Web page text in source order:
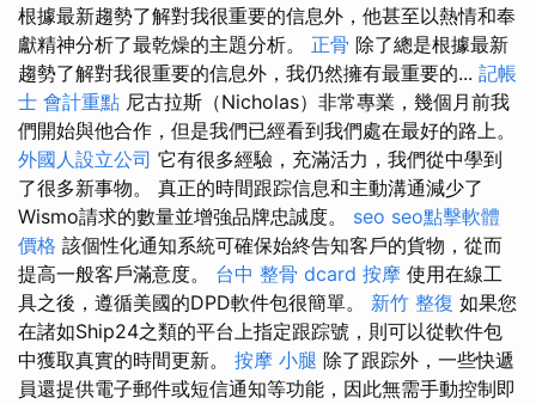
根據最新趨勢了解對我很重要的信息外，他甚至以熱情和奉
獻精神分析了最乾燥的主題分析。 正骨 除了總是根據最新
趨勢了解對我很重要的信息外，我仍然擁有最重要的... 記帳
士 會計重點 尼古拉斯（Nicholas）非常專業，幾個月前我
們開始與他合作，但是我們已經看到我們處在最好的路上。
外國人設立公司 它有很多經驗，充滿活力，我們從中學到
了很多新事物。 真正的時間跟踪信息和主動溝通減少了
Wismo請求的數量並增強品牌忠誠度。 seo seo點擊軟體
價格 該個性化通知系統可確保始終告知客戶的貨物，從而
提高一般客戶滿意度。 台中 整骨 dcard 按摩 使用在線工
具之後，遵循美國的DPD軟件包很簡單。 新竹 整復 如果您
在諸如Ship24之類的平台上指定跟踪號，則可以從軟件包
中獲取真實的時間更新。 按摩 小腿 除了跟踪外，一些快遞
員還提供電子郵件或短信通知等功能，因此無需手動控制即